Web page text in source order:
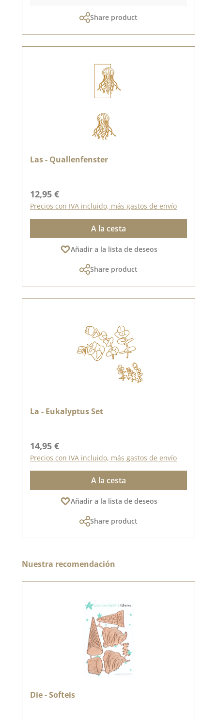
Share product
Las - Quallenfenster
Precio normal:
12,95 €
Precios con IVA incluido, más gastos de envío
A la cesta
Añadir a la lista de deseos
Share product
La - Eukalyptus Set
Precio normal:
14,95 €
Precios con IVA incluido, más gastos de envío
A la cesta
Añadir a la lista de deseos
Share product
Omitir la galería de productos
Nuestra recomendación
Die - Softeis